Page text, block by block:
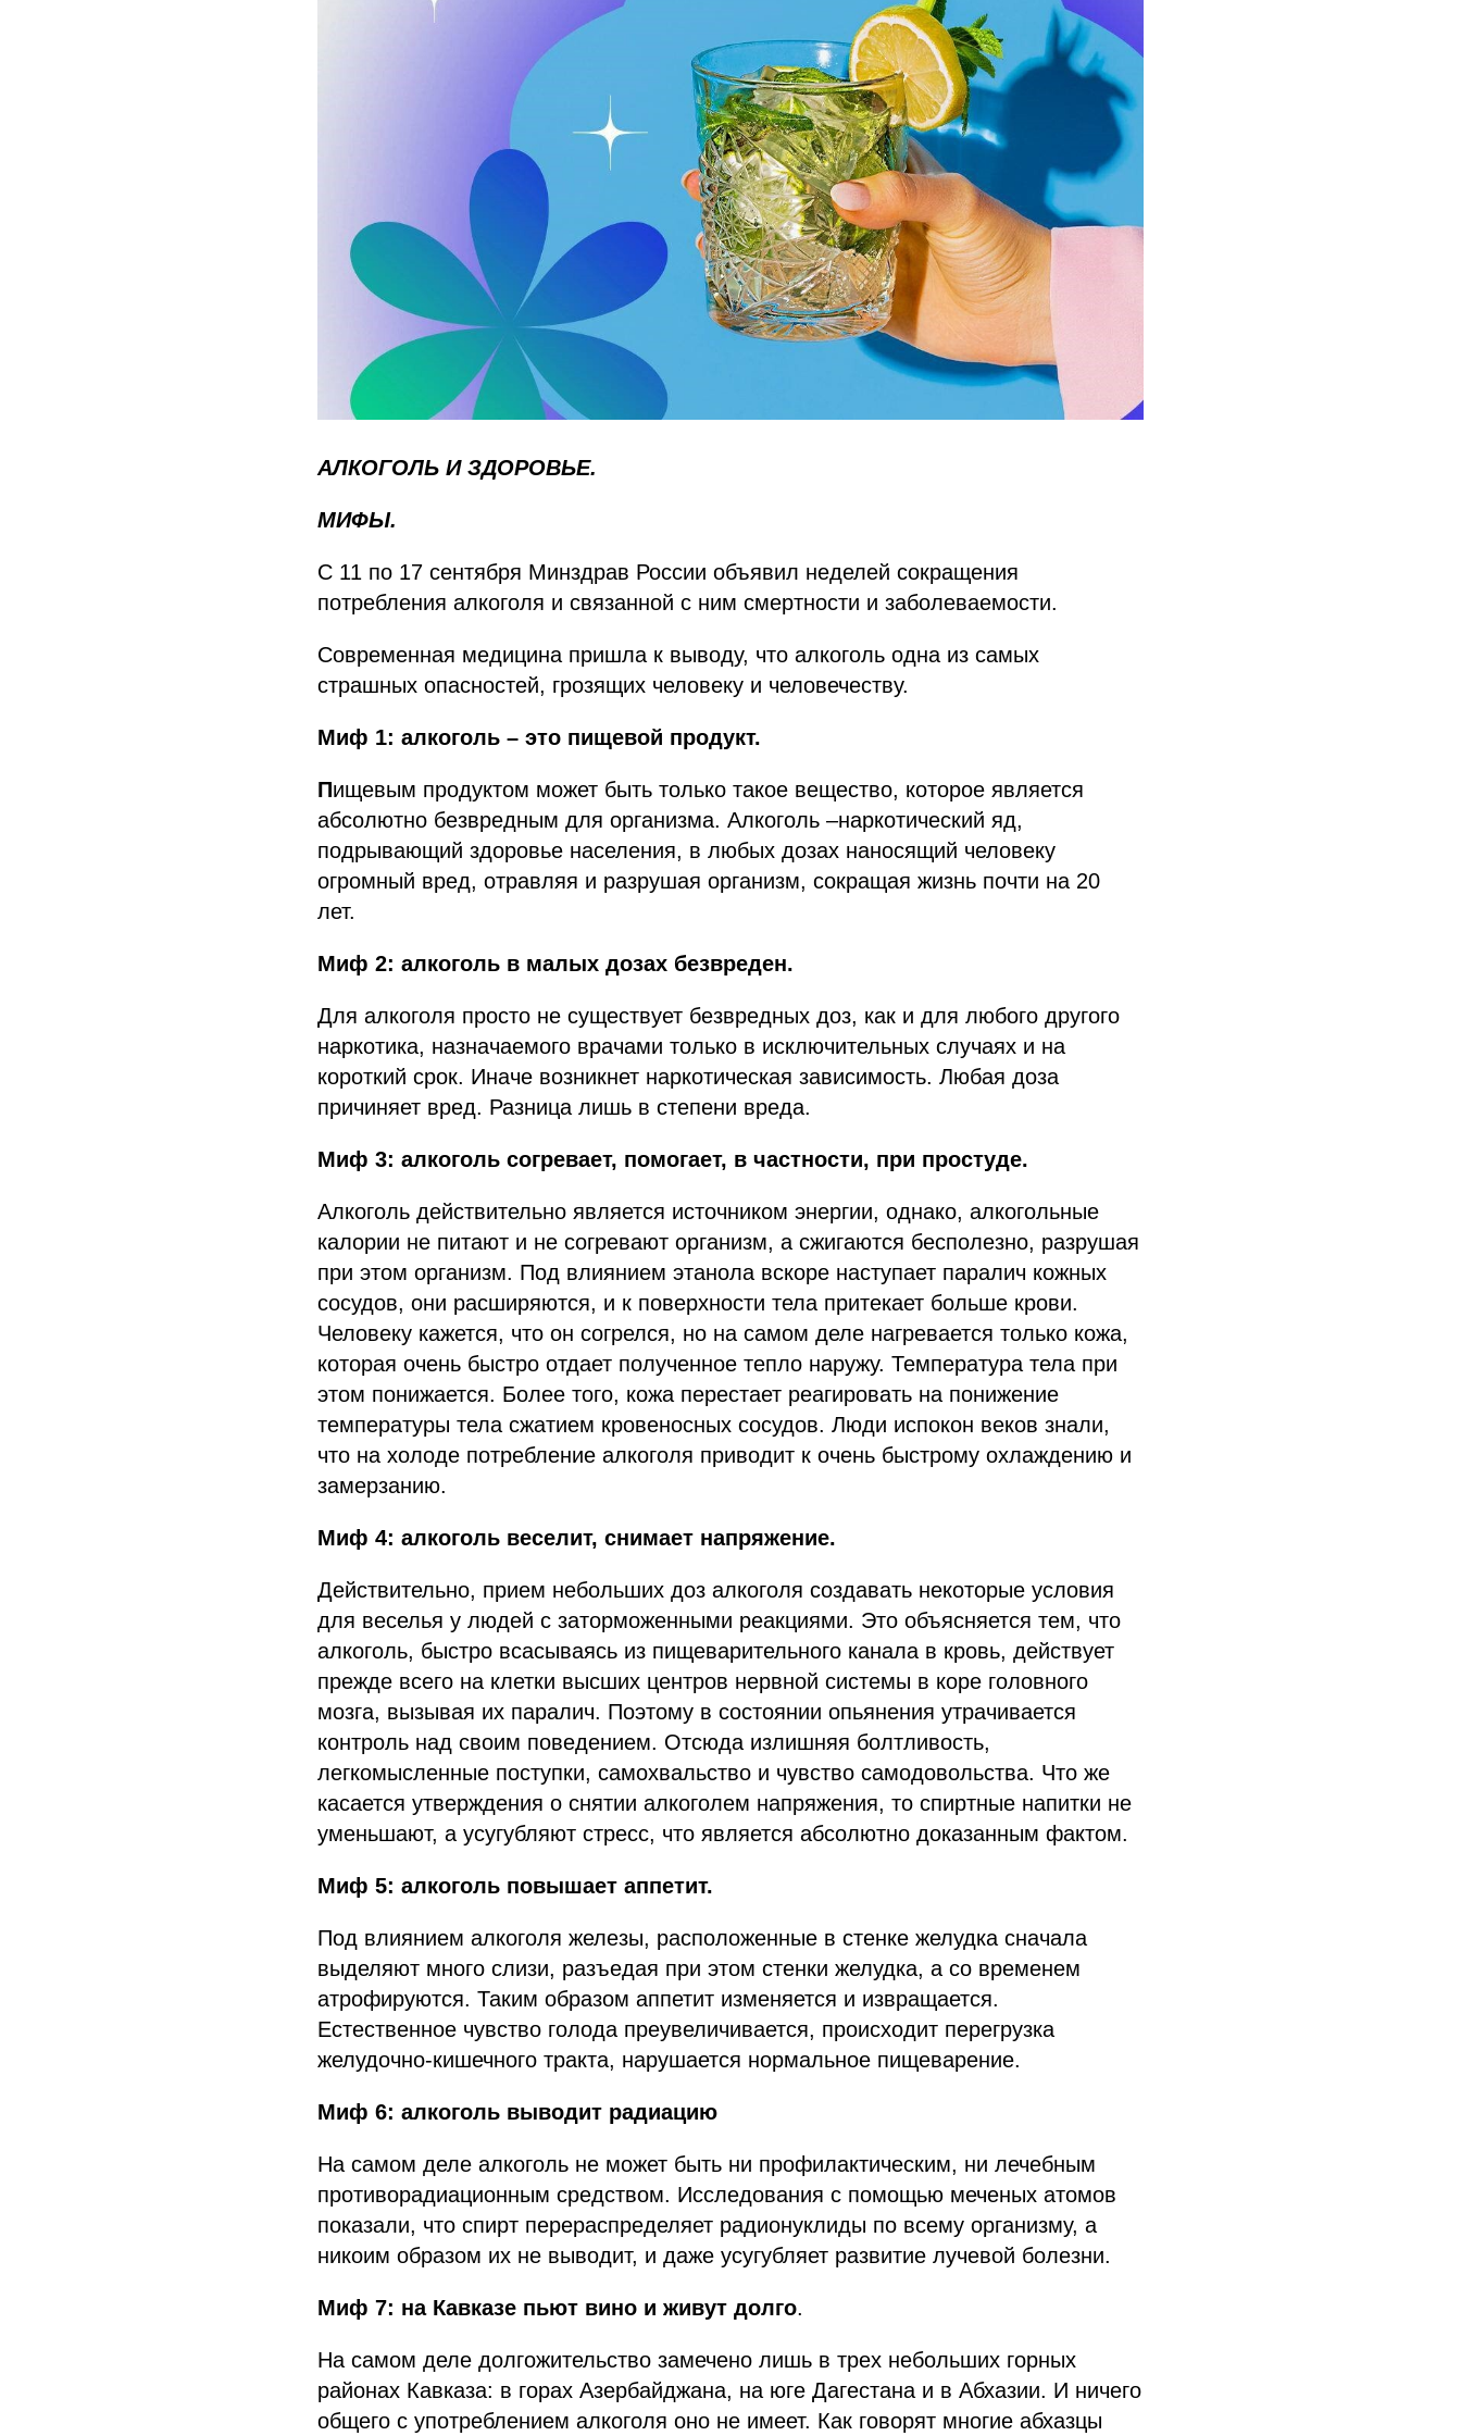
АЛКОГОЛЬ И ЗДОРОВЬЕ.
МИФЫ.
С 11 по 17 сентября Минздрав России объявил неделей сокращения
потребления алкоголя и связанной с ним смертности и заболеваемости.
Современная медицина пришла к выводу, что алкоголь одна из самых
страшных опасностей, грозящих человеку и человечеству.
Миф 1: алкоголь – это пищевой продукт.
Пищевым продуктом может быть только такое вещество, которое является
абсолютно безвредным для организма. Алкоголь –наркотический яд,
подрывающий здоровье населения, в любых дозах наносящий человеку
огромный вред, отравляя и разрушая организм, сокращая жизнь почти на 20
лет.
Миф 2: алкоголь в малых дозах безвреден.
Для алкоголя просто не существует безвредных доз, как и для любого другого
наркотика, назначаемого врачами только в исключительных случаях и на
короткий срок. Иначе возникнет наркотическая зависимость. Любая доза
причиняет вред. Разница лишь в степени вреда.
Миф 3: алкоголь согревает, помогает, в частности, при простуде.
Алкоголь действительно является источником энергии, однако, алкогольные
калории не питают и не согревают организм, а сжигаются бесполезно, разрушая
при этом организм. Под влиянием этанола вскоре наступает паралич кожных
сосудов, они расширяются, и к поверхности тела притекает больше крови.
Человеку кажется, что он согрелся, но на самом деле нагревается только кожа,
которая очень быстро отдает полученное тепло наружу. Температура тела при
этом понижается. Более того, кожа перестает реагировать на понижение
температуры тела сжатием кровеносных сосудов. Люди испокон веков знали,
что на холоде потребление алкоголя приводит к очень быстрому охлаждению и
замерзанию.
Миф 4: алкоголь веселит, снимает напряжение.
Действительно, прием небольших доз алкоголя создавать некоторые условия
для веселья у людей с заторможенными реакциями. Это объясняется тем, что
алкоголь, быстро всасываясь из пищеварительного канала в кровь, действует
прежде всего на клетки высших центров нервной системы в коре головного
мозга, вызывая их паралич. Поэтому в состоянии опьянения утрачивается
контроль над своим поведением. Отсюда излишняя болтливость,
легкомысленные поступки, самохвальство и чувство самодовольства. Что же
касается утверждения о снятии алкоголем напряжения, то спиртные напитки не
уменьшают, а усугубляют стресс, что является абсолютно доказанным фактом.
Миф 5: алкоголь повышает аппетит.
Под влиянием алкоголя железы, расположенные в стенке желудка сначала
выделяют много слизи, разъедая при этом стенки желудка, а со временем
атрофируются. Таким образом аппетит изменяется и извращается.
Естественное чувство голода преувеличивается, происходит перегрузка
желудочно-кишечного тракта, нарушается нормальное пищеварение.
Миф 6: алкоголь выводит радиацию
На самом деле алкоголь не может быть ни профилактическим, ни лечебным
противорадиационным средством. Исследования с помощью меченых атомов
показали, что спирт перераспределяет радионуклиды по всему организму, а
никоим образом их не выводит, и даже усугубляет развитие лучевой болезни.
Миф 7: на Кавказе пьют вино и живут долго.
На самом деле долгожительство замечено лишь в трех небольших горных
районах Кавказа: в горах Азербайджана, на юге Дагестана и в Абхазии. И ничего
общего с употреблением алкоголя оно не имеет. Как говорят многие абхазцы